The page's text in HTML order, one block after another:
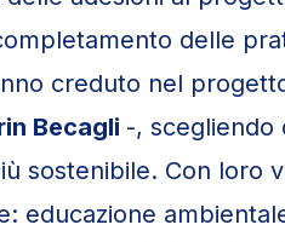
delle
creduto nel
Becagli -, scegliendo
sostenibile. Con loro
educazione